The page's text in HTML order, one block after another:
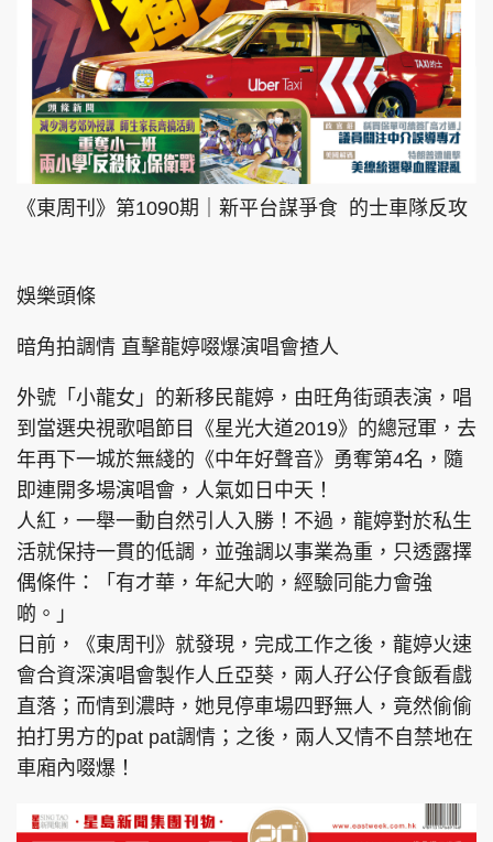
《東周刊》第1090期｜新平台謀爭食 的士車隊反攻
娛樂頭條
暗角拍調情 直擊龍婷啜爆演唱會揸人
外號「小龍女」的新移民龍婷，由旺角街頭表演，唱
到當選央視歌唱節目《星光大道2019》的總冠軍，去
年再下一城於無綫的《中年好聲音》勇奪第4名，隨
即連開多場演唱會，人氣如日中天！
人紅，一舉一動自然引人入勝！不過，龍婷對於私生
活就保持一貫的低調，並強調以事業為重，只透露擇
偶條件：「有才華，年紀大啲，經驗同能力會強
啲。」
日前，《東周刊》就發現，完成工作之後，龍婷火速
會合資深演唱會製作人丘亞葵，兩人孖公仔食飯看戲
直落；而情到濃時，她見停車場四野無人，竟然偷偷
拍打男方的pat pat調情；之後，兩人又情不自禁地在
車廂內啜爆！